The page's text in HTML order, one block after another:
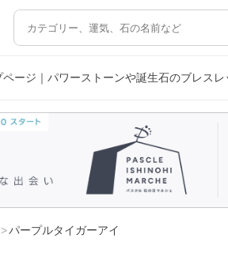
ージ｜パワーストーンや誕生石のブレス
パープルタイガーアイ